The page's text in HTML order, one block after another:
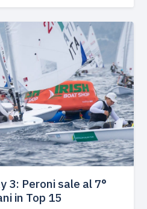
3: Peroni sale al 7°
in Top 15